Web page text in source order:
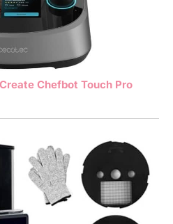
Chefbot Touch Pro